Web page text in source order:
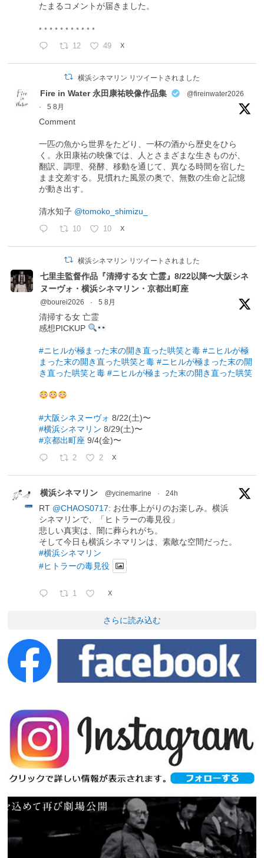
たまるコメントが届きました。
◦ ◦ ◦ ◦ ◦ ◦ ◦ ◦ ◦ ◦ ◦
12 49 X
横浜シネマリン リツイートされました
Fire in Water 永田康祐映像作品集
@fireinwater2026
·
5 8月
Comment
一匹の魚から世界をたどり、一杯の酒から歴史をひら
く。永田康祐の映像では、人とさまざまな生きものが、
翻訳、調理、発酵、移動を通じて、異なる時間を宿した
まま交差する。見慣れた風景の奥で、無数の生命と記憶
が動き出す。
清水知子 @tomoko_shimizu_
10 10 X
横浜シネマリン リツイートされました
七里圭監督作品『清掃する女 亡霊』8/22以降〜大阪シネ
ヌーヴォ・横浜シネマリン・京都出町座
@bourei2026 · 5 8月
清掃する女 亡霊
感想PICKUP
#ニヒルが極まった末の開き直った哄笑と毒 #ニヒルが極
まった末の開き直った哄笑と毒 #ニヒルが極まった末の開
き直った哄笑と毒 #ニヒルが極まった末の開き直った哄笑
#大阪シネヌーヴォ 8/22(土)〜
#横浜シネマリン 8/29(土)〜
#京都出町座 9/4(金)〜
2 2 X
横浜シネマリン @ycinemarine · 24h
RT @CHAOS0717: お仕事上がりのお楽しみ。横浜
シネマリンで、「ヒトラーの毒見役」
悲しい真実は、闇に葬られがち。
そして今日も横浜シネマリンは、素敵な空間だった。
#横浜シネマリン
#ヒトラーの毒見役
1 X
さらに読み込む